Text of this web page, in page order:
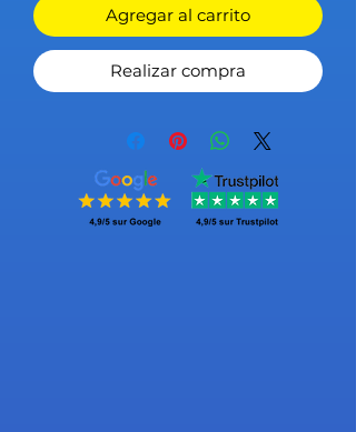
Agregar al carrito
Realizar compra